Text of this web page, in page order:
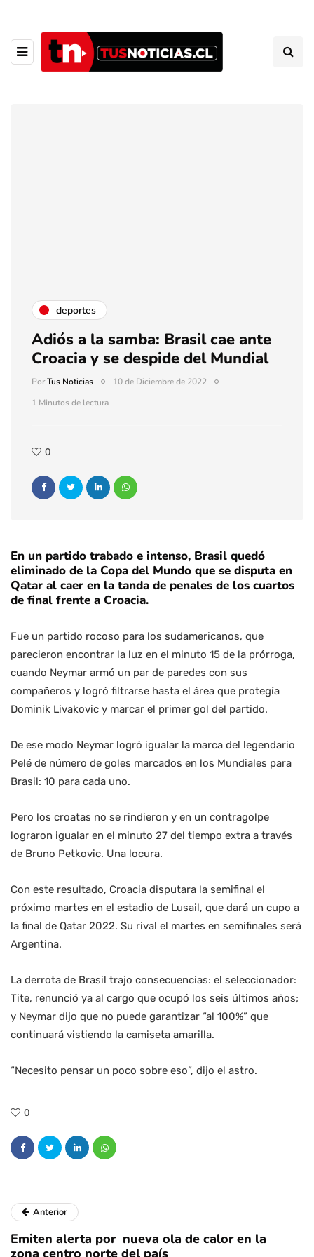
deportes
Adiós a la samba: Brasil cae ante
Croacia y se despide del Mundial
PorTus Noticias
10 de Diciembre de 2022
1 Minutos de lectura
0
En un partido trabado e intenso, Brasil quedó
eliminado de la Copa del Mundo que se disputa en
Qatar al caer en la tanda de penales de los cuartos
de final frente a Croacia.
Fue un partido rocoso para los sudamericanos, que
parecieron encontrar la luz en el minuto 15 de la prórroga,
cuando Neymar armó un par de paredes con sus
compañeros y logró filtrarse hasta el área que protegía
Dominik Livakovic y marcar el primer gol del partido.
De ese modo Neymar logró igualar la marca del legendario
Pelé de número de goles marcados en los Mundiales para
Brasil: 10 para cada uno.
Pero los croatas no se rindieron y en un contragolpe
lograron igualar en el minuto 27 del tiempo extra a través
de Bruno Petkovic. Una locura.
Con este resultado, Croacia disputara la semifinal el
próximo martes en el estadio de Lusail, que dará un cupo a
la final de Qatar 2022. Su rival el martes en semifinales será
Argentina.
La derrota de Brasil trajo consecuencias: el seleccionador:
Tite, renunció ya al cargo que ocupó los seis últimos años;
y Neymar dijo que no puede garantizar “al 100%” que
continuará vistiendo la camiseta amarilla.
“Necesito pensar un poco sobre eso”, dijo el astro.
0
Anterior
Emiten alerta por nueva ola de calor en la